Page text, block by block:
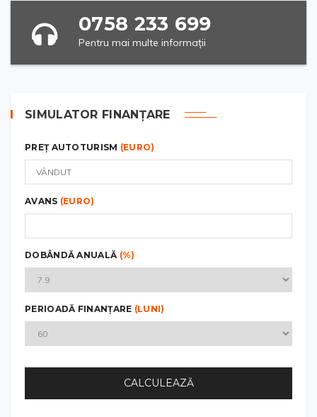
0758 233 699
Pentru mai multe informații
SIMULATOR FINANȚARE
PREȚ AUTOTURISM (EURO)
AVANS (EURO)
DOBÂNDĂ ANUALĂ (%)
PERIOADĂ FINANȚARE (LUNI)
CALCULEAZĂ